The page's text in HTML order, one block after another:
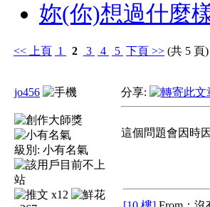
妳(你)想過什麼
<< 上頁 1 2 3 4 5 下頁 >> (共 5 頁)
jo456
級別: 小有名氣
x12
分享:
這個問題會因時